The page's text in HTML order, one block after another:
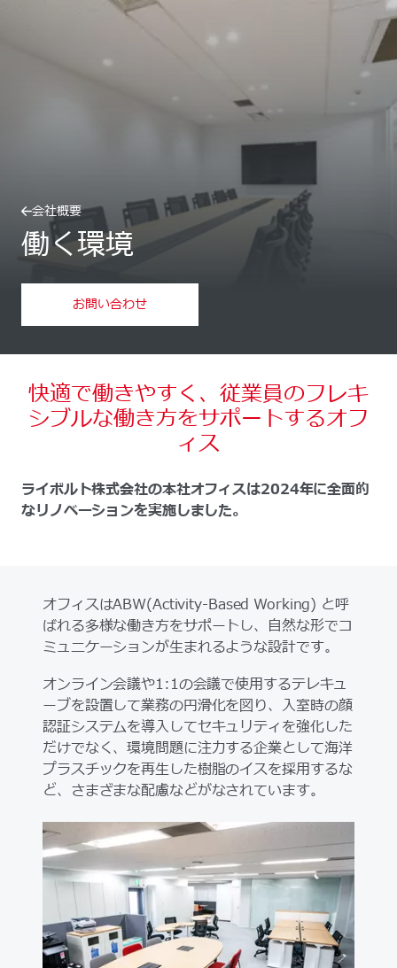
会社概要
働く環境
お問い合わせ
快適で働きやすく、従業員のフレキ
シブルな働き方をサポートするオフ
ィス
ライボルト株式会社の本社オフィスは2024年に全面的
なリノベーションを実施しました。
オフィスはABW(Activity-Based Working) と呼
ばれる多様な働き方をサポートし、自然な形でコ
ミュニケーションが生まれるような設計です。
オンライン会議や1:1の会議で使用するテレキュ
ーブを設置して業務の円滑化を図り、入室時の顔
認証システムを導入してセキュリティを強化した
だけでなく、環境問題に注力する企業として海洋
プラスチックを再生した樹脂のイスを採用するな
ど、さまざまな配慮などがなされています。